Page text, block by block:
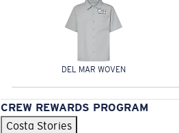
DEL MAR WOVEN
CREW REWARDS PROGRAM
Costa Stories